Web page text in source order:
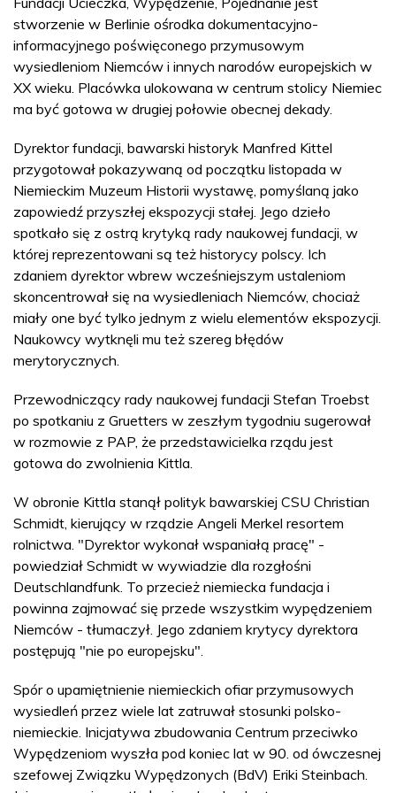
stworzenie w Berlinie ośrodka dokumentacyjno-
informacyjnego poświęconego przymusowym
wysiedleniom Niemców i innych narodów europejskich w
XX wieku. Placówka ulokowana w centrum stolicy Niemiec
ma być gotowa w drugiej połowie obecnej dekady.
Dyrektor fundacji, bawarski historyk Manfred Kittel
przygotował pokazywaną od początku listopada w
Niemieckim Muzeum Historii wystawę, pomyślaną jako
zapowiedź przyszłej ekspozycji stałej. Jego dzieło
spotkało się z ostrą krytyką rady naukowej fundacji, w
której reprezentowani są też historycy polscy. Ich
zdaniem dyrektor wbrew wcześniejszym ustaleniom
skoncentrował się na wysiedleniach Niemców, chociaż
miały one być tylko jednym z wielu elementów ekspozycji.
Naukowcy wytknęli mu też szereg błędów
merytorycznych.
Przewodniczący rady naukowej fundacji Stefan Troebst
po spotkaniu z Gruetters w zeszłym tygodniu sugerował
w rozmowie z PAP, że przedstawicielka rządu jest
gotowa do zwolnienia Kittla.
W obronie Kittla stanął polityk bawarskiej CSU Christian
Schmidt, kierujący w rządzie Angeli Merkel resortem
rolnictwa. "Dyrektor wykonał wspaniałą pracę" -
powiedział Schmidt w wywiadzie dla rozgłośni
Deutschlandfunk. To przecież niemiecka fundacja i
powinna zajmować się przede wszystkim wypędzeniem
Niemców - tłumaczył. Jego zdaniem krytycy dyrektora
postępują "nie po europejsku".
Spór o upamiętnienie niemieckich ofiar przymusowych
wysiedleń przez wiele lat zatruwał stosunki polsko-
niemieckie. Inicjatywa zbudowania Centrum przeciwko
Wypędzeniom wyszła pod koniec lat w 90. od ówczesnej
szefowej Związku Wypędzonych (BdV) Eriki Steinbach.